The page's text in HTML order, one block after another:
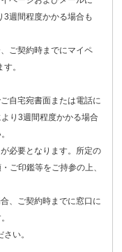
週間程度かかる場合も
ご契約時までにマイペ
。
自宅宛書面または電話に
り3週間程度かかる場合
必要となります。所定の
ご印鑑等をご持参の上、
、ご契約時までに窓口に
い。